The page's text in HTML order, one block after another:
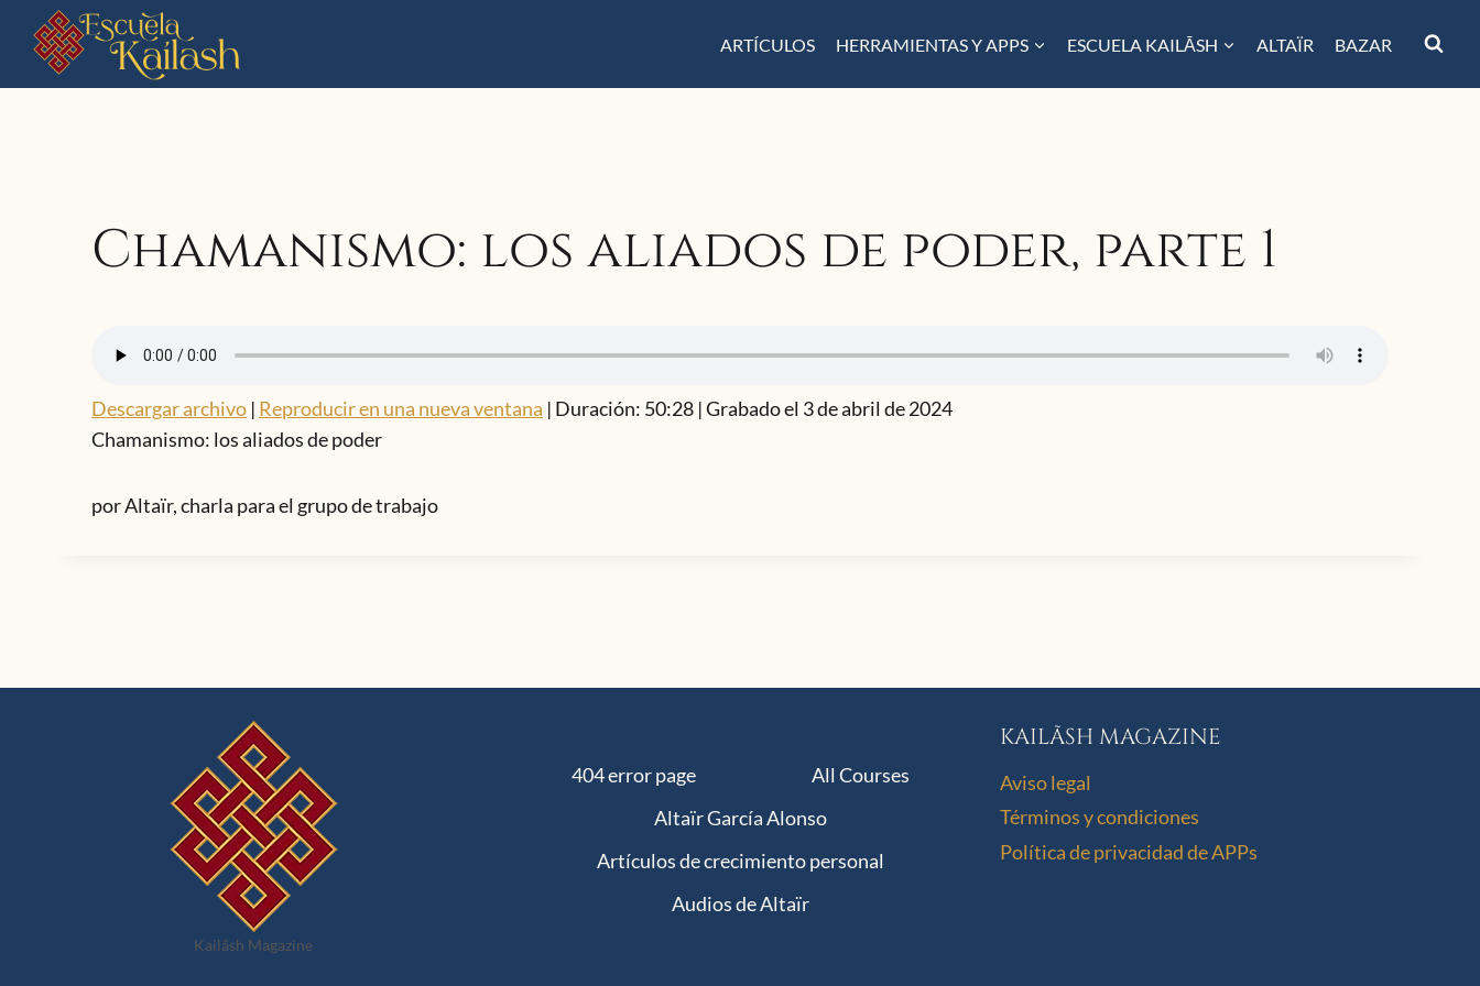
Saltar
contenido
ARTÍCULOS HERRAMIENTAS Y APPS ESCUELA KAILĀSH ALTAÏR BAZAR
Chamanismo: los aliados de poder, parte 1
Descargar archivo | Reproducir en una nueva ventana | Duración: 50:28 |Grabado el 3 de abril de 2024
Chamanismo: los aliados de poder
por Altaïr, charla para el grupo de trabajo
Kailãsh Magazine
404 error page
All Courses
Altaïr García Alonso
Artículos de crecimiento personal
Audios de Altaïr
KAILÃSH MAGAZINE
Aviso legal
Términos y condiciones
Política de privacidad de APPs